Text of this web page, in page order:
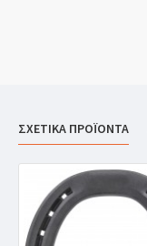
ΣΧΕΤΙΚΑ ΠΡΟΪΟΝΤΑ